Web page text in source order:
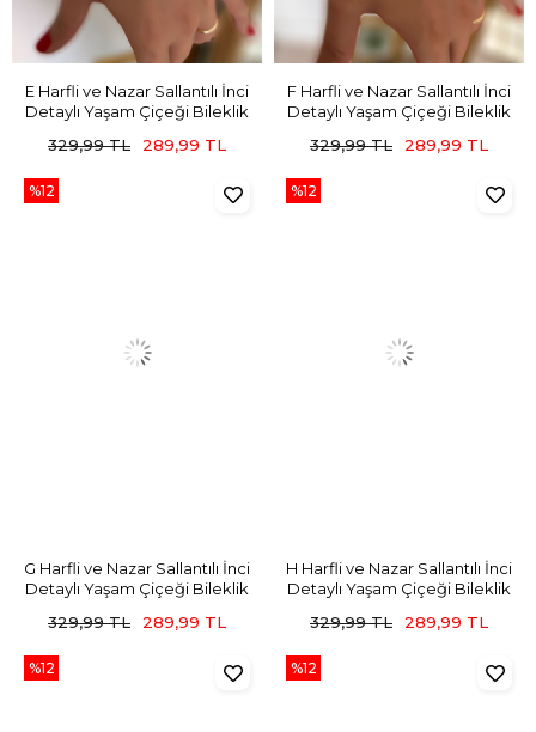
E Harfli ve Nazar Sallantılı İnci
Detaylı Yaşam Çiçeği Bileklik
329,99 TL
289,99 TL
F Harfli ve Nazar Sallantılı İnci
Detaylı Yaşam Çiçeği Bileklik
329,99 TL
289,99 TL
G Harfli ve Nazar Sallantılı İnci
Detaylı Yaşam Çiçeği Bileklik
329,99 TL
289,99 TL
%12
H Harfli ve Nazar Sallantılı İnci
Detaylı Yaşam Çiçeği Bileklik
329,99 TL
289,99 TL
%12
%12 %12